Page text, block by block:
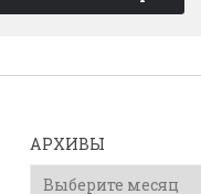
АРХИВЫ
Архивы